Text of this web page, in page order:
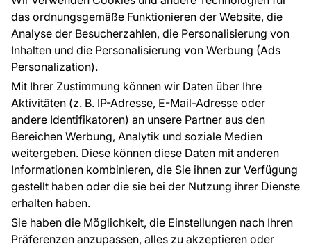
das ordnungsgemäße Funktionieren der Website, die
Analyse der Besucherzahlen, die Personalisierung von
Inhalten und die Personalisierung von Werbung (Ads
Personalization).
Mit Ihrer Zustimmung können wir Daten über Ihre
Aktivitäten (z. B. IP-Adresse, E-Mail-Adresse oder
andere Identifikatoren) an unsere Partner aus den
Bereichen Werbung, Analytik und soziale Medien
weitergeben. Diese können diese Daten mit anderen
Informationen kombinieren, die Sie ihnen zur Verfügung
gestellt haben oder die sie bei der Nutzung ihrer Dienste
erhalten haben.
Sie haben die Möglichkeit, die Einstellungen nach Ihren
Präferenzen anzupassen, alles zu akzeptieren oder
Raumvisualisierung
FÜR SIE
Blog
EU-Projekte
Ratschläge und Tipps
FAQ
ÜBER DAS UNTERNEHMEN
Kontakt
Haben Sie Fragen? Wir helfen Ihnen gerne weiter
und beraten Sie persönlich.
+49 781 95633072